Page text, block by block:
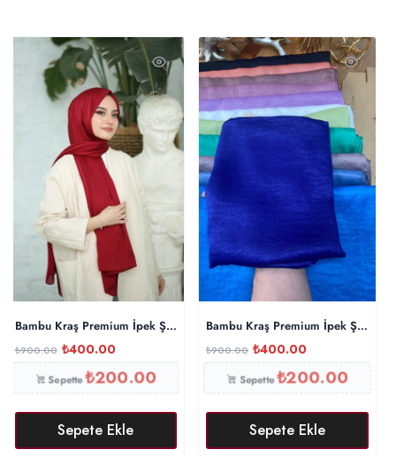
Bambu Kraş Premium İpek Şal – Kırmızı
₺900.00 ₺400.00
Sepette₺200.00
Sepete Ekle
Bambu Kraş Premium İpek Şal –
₺900.00 ₺400.00
Sepette₺200.00
Sepete Ekle